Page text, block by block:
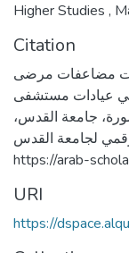
Higher Studies ,
Citation
عوض. (2009). محددات مضاعفات مرضى
عيادات مستشفى
جامعة القدس،
لجامعة القدس.
https://arab-
URI
https://